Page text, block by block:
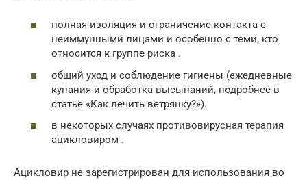
полная изоляция и ограничение контакта с
неиммунными лицами и особенно с теми, кто
относится к группе риска .
общий уход и соблюдение гигиены (ежедневные
купания и обработка высыпаний, подробнее в
статье «Как лечить ветрянку?»).
в некоторых случаях противовирусная терапия
ацикловиром .
Ацикловир не зарегистрирован для использования во